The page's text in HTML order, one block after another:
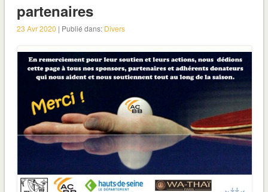
partenaires
23 Avr 2020 | Publié dans: Divers